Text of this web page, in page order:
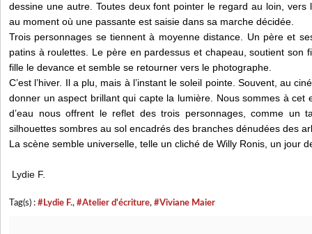
dessine une autre. Toutes deux font pointer le regard au loin, vers
au moment où une passante est saisie dans sa marche décidée.
Trois personnages se tiennent à moyenne distance. Un père et
patins à roulettes. Le père en pardessus et chapeau, soutient son
fille le devance et semble se retourner vers le photographe.
C’est l’hiver. Il a plu, mais à l’instant le soleil pointe. Souvent, au
donner un aspect brillant qui capte la lumière. Nous sommes à cet
d’eau nous offrent le reflet des trois personnages, comme un
silhouettes sombres au sol encadrés des branches dénudées des
La scène semble universelle, telle un cliché de Willy Ronis, un jour
Lydie F.
Tag(s) : #Lydie F., #Atelier d'écriture, #Viviane Maier